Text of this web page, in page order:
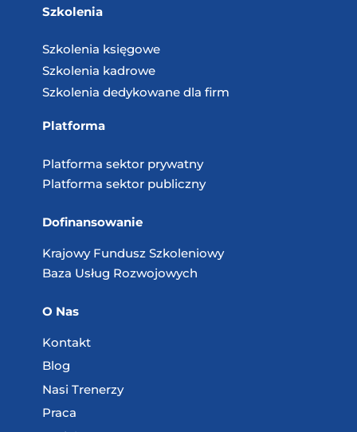
Szkolenia
Szkolenia księgowe
Szkolenia kadrowe
Szkolenia dedykowane dla firm
Platforma
Platforma sektor prywatny
Platforma sektor publiczny
Dofinansowanie
Krajowy Fundusz Szkoleniowy
Baza Usług Rozwojowych
O Nas
Kontakt
Blog
Nasi Trenerzy
Praca